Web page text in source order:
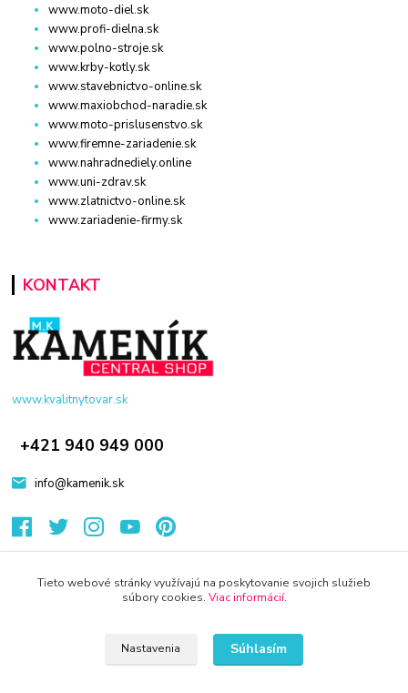
www.moto-diel.sk
www.profi-dielna.sk
www.polno-stroje.sk
www.krby-kotly.sk
www.stavebnictvo-online.sk
www.maxiobchod-naradie.sk
www.moto-prislusenstvo.sk
www.firemne-zariadenie.sk
www.nahradnediely.online
www.uni-zdrav.sk
www.zlatnictvo-online.sk
www.zariadenie-firmy.sk
KONTAKT
www.kvalitnytovar.sk
+421 940 949 000
info@kamenik.sk
Tieto webové stránky využívajú na poskytovanie svojich služieb
súbory cookies. Viac informácií.
Nastavenia Súhlasím